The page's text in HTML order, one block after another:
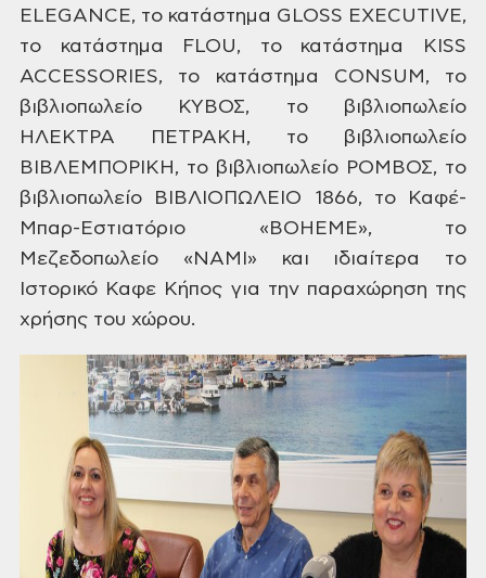
ELEGANCE, το κατάστημα GLOSS EXECUTIVE,
το κατάστημα FLOU, το κατάστημα KISS
ACCESSORIES, το κατάστημα CONSUM, το
βιβλιοπωλείο ΚΥΒΟΣ, το βιβλιοπωλείο
ΗΛΕΚΤΡΑ ΠΕΤΡΑΚΗ, το βιβλιοπωλείο
ΒΙΒΛΕΜΠΟΡΙΚΗ, το βιβλιοπωλείο ΡΟΜΒΟΣ, το
βιβλιοπωλείο ΒΙΒΛΙΟΠΩΛΕΙΟ 1866, το Καφέ-
Μπαρ-Εστιατόριο «ΒΟΗΕΜΕ», το
Μεζεδοπωλείο «ΝΑΜΙ» και ιδιαίτερα το
Ιστορικό Καφε Κήπος για τηνπαραχώρηση της
χρήσης του χώρου.